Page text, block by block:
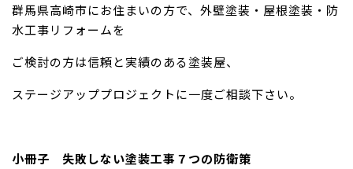
群馬県高崎市にお住まいの方で、外壁塗装・屋根塗装・防
水工事リフォームを
ご検討の方は信頼と実績のある塗装屋、
ステージアッププロジェクトに一度ご相談下さい。
小冊子 失敗しない塗装工事７つの防衛策